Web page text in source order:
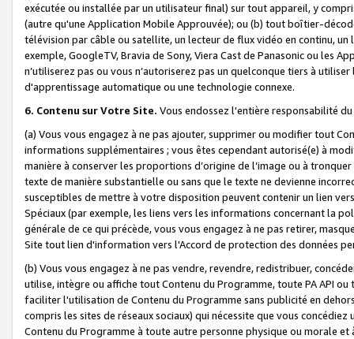
exécutée ou installée par un utilisateur final) sur tout appareil, y
(autre qu'une Application Mobile Approuvée); ou (b) tout boîtier-
télévision par câble ou satellite, un lecteur de flux vidéo en continu,
exemple, GoogleTV, Bravia de Sony, Viera Cast de Panasonic ou les
n’utiliserez pas ou vous n’autoriserez pas un quelconque tiers à
d'apprentissage automatique ou une technologie connexe.
6. Contenu sur Votre Site. Vous endossez l'entière responsabilité
(a) Vous vous engagez à ne pas ajouter, supprimer ou modifier tout
informations supplémentaires ; vous êtes cependant autorisé(e) à
manière à conserver les proportions d’origine de l’image ou à
texte de manière substantielle ou sans que le texte ne devienne
susceptibles de mettre à votre disposition peuvent contenir un lien
Spéciaux (par exemple, les liens vers les informations concernant la
générale de ce qui précède, vous vous engagez à ne pas retirer,
Site tout lien d'information vers l'Accord de protection des données
(b) Vous vous engagez à ne pas vendre, revendre, redistribuer,
utilise, intègre ou affiche tout Contenu du Programme, toute PA API
faciliter l'utilisation de Contenu du Programme sans publicité en
compris les sites de réseaux sociaux) qui nécessite que vous
Contenu du Programme à toute autre personne physique ou morale